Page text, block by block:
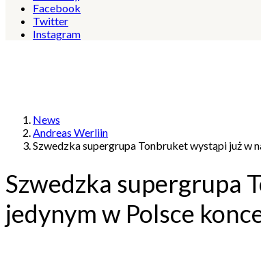
Facebook
Twitter
Instagram
News
Andreas Werliin
Szwedzka supergrupa Tonbruket wystąpi już w
Szwedzka supergrupa
jedynym w Polsce